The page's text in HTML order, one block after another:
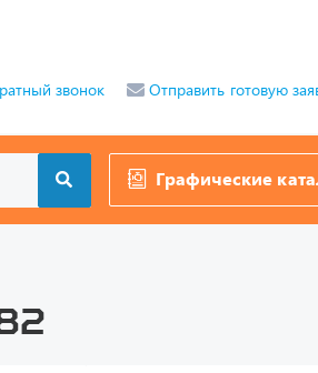
звонок Отправить готовую
Графические